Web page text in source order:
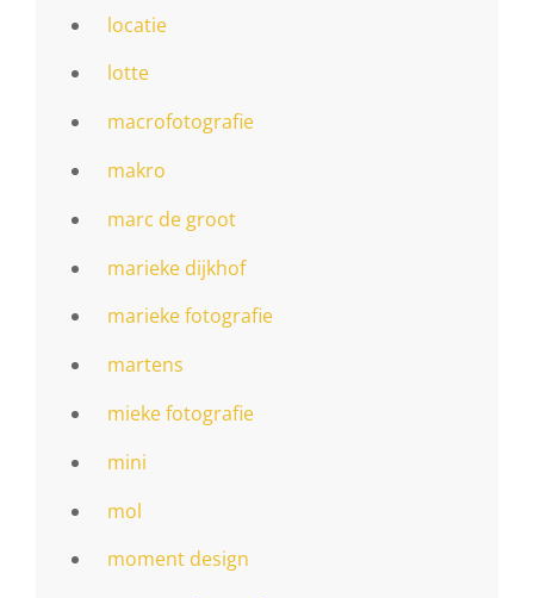
locatie
lotte
macrofotografie
makro
marc de groot
marieke dijkhof
marieke fotografie
martens
mieke fotografie
mini
mol
moment design